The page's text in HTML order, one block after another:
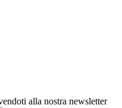
alla nostra newsletter